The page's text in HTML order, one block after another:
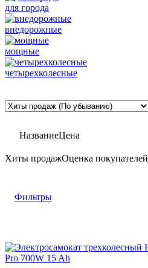
для города
внедорожные
мощные
четырехколесные
НазваниеЦена
Хиты продажОценка покупателей
Фильтры